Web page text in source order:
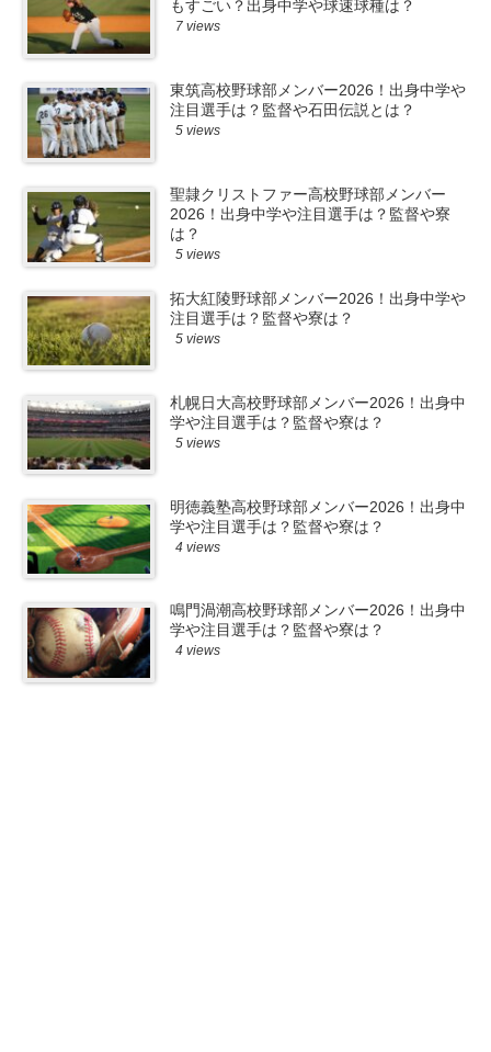
もすごい？出身中学や球速球種は？
7 views
東筑高校野球部メンバー2026！出身中学や
注目選手は？監督や石田伝説とは？
5 views
聖隷クリストファー高校野球部メンバー
2026！出身中学や注目選手は？監督や寮
は？
5 views
拓大紅陵野球部メンバー2026！出身中学や
注目選手は？監督や寮は？
5 views
札幌日大高校野球部メンバー2026！出身中
学や注目選手は？監督や寮は？
5 views
明徳義塾高校野球部メンバー2026！出身中
学や注目選手は？監督や寮は？
4 views
鳴門渦潮高校野球部メンバー2026！出身中
学や注目選手は？監督や寮は？
4 views